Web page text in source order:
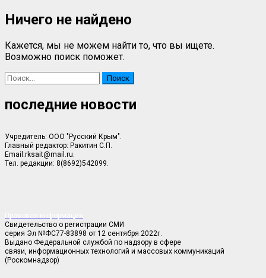
Ничего не найдено
Кажется, мы не можем найти то, что вы ищете.
Возможно поиск поможет.
Найти:
последние новости
Учредитель: ООО "Русский Крым".
Главный редактор: Ракитин С.П.
Email:rksait@mail.ru.
Тел. редакции: 8(8692)542099.
Свидетельство о регистрации СМИ
серия Эл №ФС77-83898 от 12 сентября 2022г.
Выдано Федеральной службой по надзору в сфере
связи, информационных технологий и массовых коммуникаций
(Роскомнадзор)